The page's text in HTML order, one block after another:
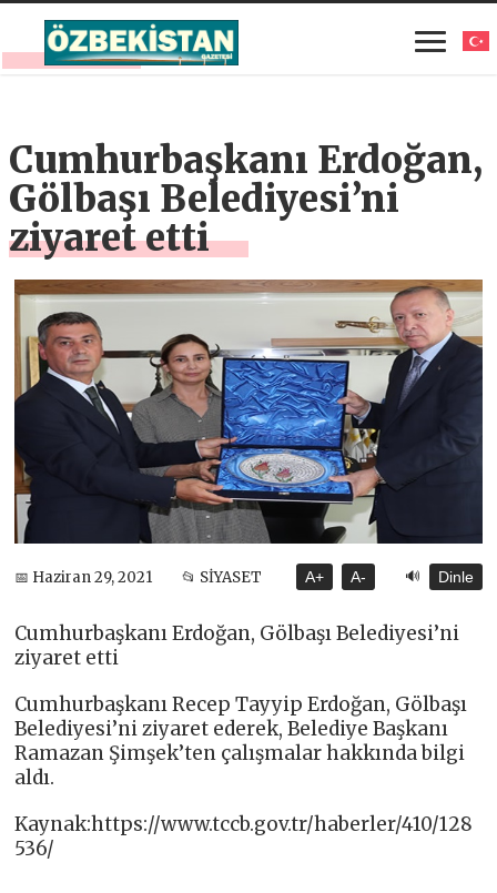
Cumhurbaşkanı Erdoğan,
Gölbaşı Belediyesi’ni
ziyaret etti
📅 Haziran 29, 2021 📂 SİYASET A+ A- 🔊 Dinle
Cumhurbaşkanı Erdoğan, Gölbaşı Belediyesi’ni
ziyaret etti
Cumhurbaşkanı Recep Tayyip Erdoğan, Gölbaşı
Belediyesi’ni ziyaret ederek, Belediye Başkanı
Ramazan Şimşek’ten çalışmalar hakkında bilgi
aldı.
Kaynak:https://www.tccb.gov.tr/haberler/410/128
536/